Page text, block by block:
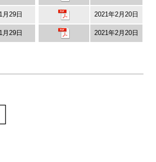
月29日 2021年2月20日
月29日 2021年2月20日